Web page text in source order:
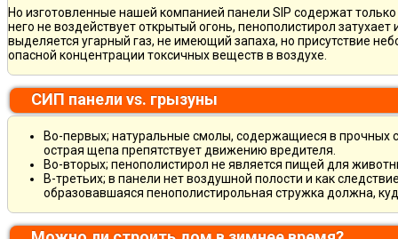
Но изготовленные нашей компанией панели SIP содержат
него не воздействует открытый огонь, пенополистирол
выделяется угарный газ, не имеющий запаха, но присутствие
опасной концентрации токсичных веществ в воздухе.
СИП панели vs. грызуны
Во-первых; натуральные смолы, содержащиеся в прочных
острая щепа препятствует движению вредителя.
Во-вторых; пенополистирол не является пищей для
В-третьих; в панели нет воздушной полости и как
образовавшаяся пенополистирольная стружка должна,